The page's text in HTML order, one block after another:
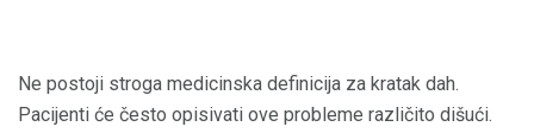
Ne postoji stroga medicinska definicija za kratak dah.
Pacijenti će često opisivati ​​ove probleme različito dišući.